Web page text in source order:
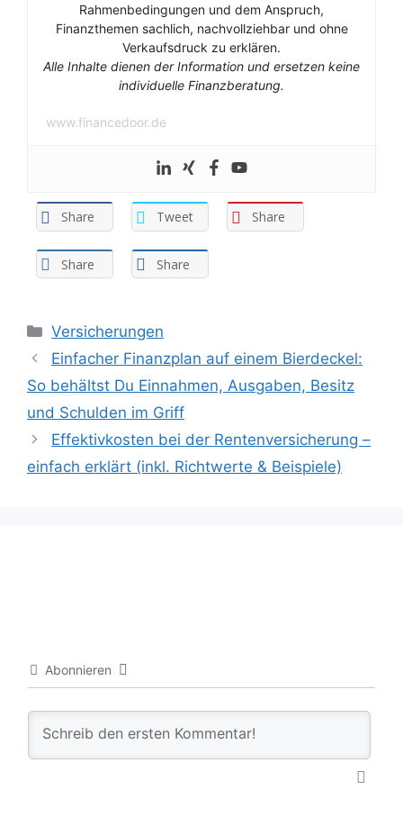
Rahmenbedingungen und dem Anspruch,
Finanzthemen sachlich, nachvollziehbar und ohne
Verkaufsdruck zu erklären.
Alle Inhalte dienen der Information und ersetzen keine
individuelle Finanzberatung.
www.financedoor.de
Share Tweet Share
Share Share
Kategorien
Versicherungen
Einfacher Finanzplan auf einem Bierdeckel:
So behältst Du Einnahmen, Ausgaben, Besitz
und Schulden im Griff
Effektivkosten bei der Rentenversicherung –
einfach erklärt (inkl. Richtwerte & Beispiele)
Abonnieren